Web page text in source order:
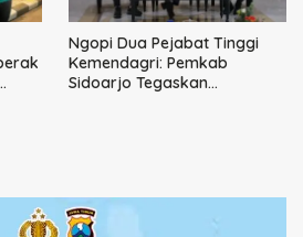
Ngopi Dua Pejabat Tinggi
Kemendagri: Pemkab
Sidoarjo Tegaskan